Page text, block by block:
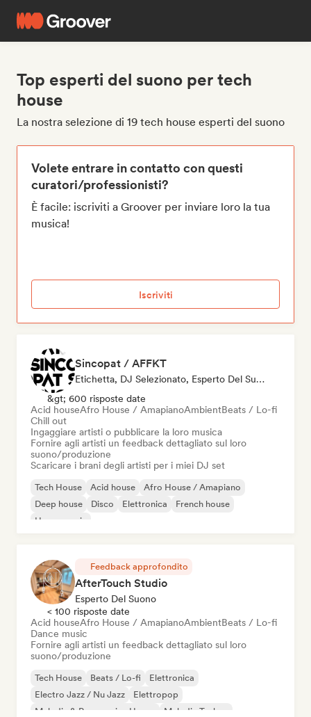
Top esperti del suono per tech
house
La nostra selezione di 19 tech house esperti del suono
Volete entrare in contatto con questi
curatori/professionisti?
È facile: iscriviti a Groover per inviare loro la tua
musica!
Iscriviti
Sincopat / AFFKT
Etichetta, DJ Selezionato, Esperto Del Suono
&gt; 600 risposte date
Acid houseAfro House / AmapianoAmbientBeats / Lo-fi
Chill out
Ingaggiare artisti o pubblicare la loro musica
Fornire agli artisti un feedback dettagliato sul loro
suono/produzione
Scaricare i brani degli artisti per i miei DJ set
Tech House Acid house
Afro House / Amapiano
Deep house
Disco Elettronica
French house
House music
Feedback approfondito
AfterTouch Studio
Esperto Del Suono
< 100 risposte date
Acid houseAfro House / AmapianoAmbientBeats / Lo-fi
Dance music
Fornire agli artisti un feedback dettagliato sul loro
suono/produzione
Tech House Beats / Lo-fi
Elettronica
Electro Jazz / Nu Jazz
Elettropop
Melodic & Progressive House
Melodic Techno